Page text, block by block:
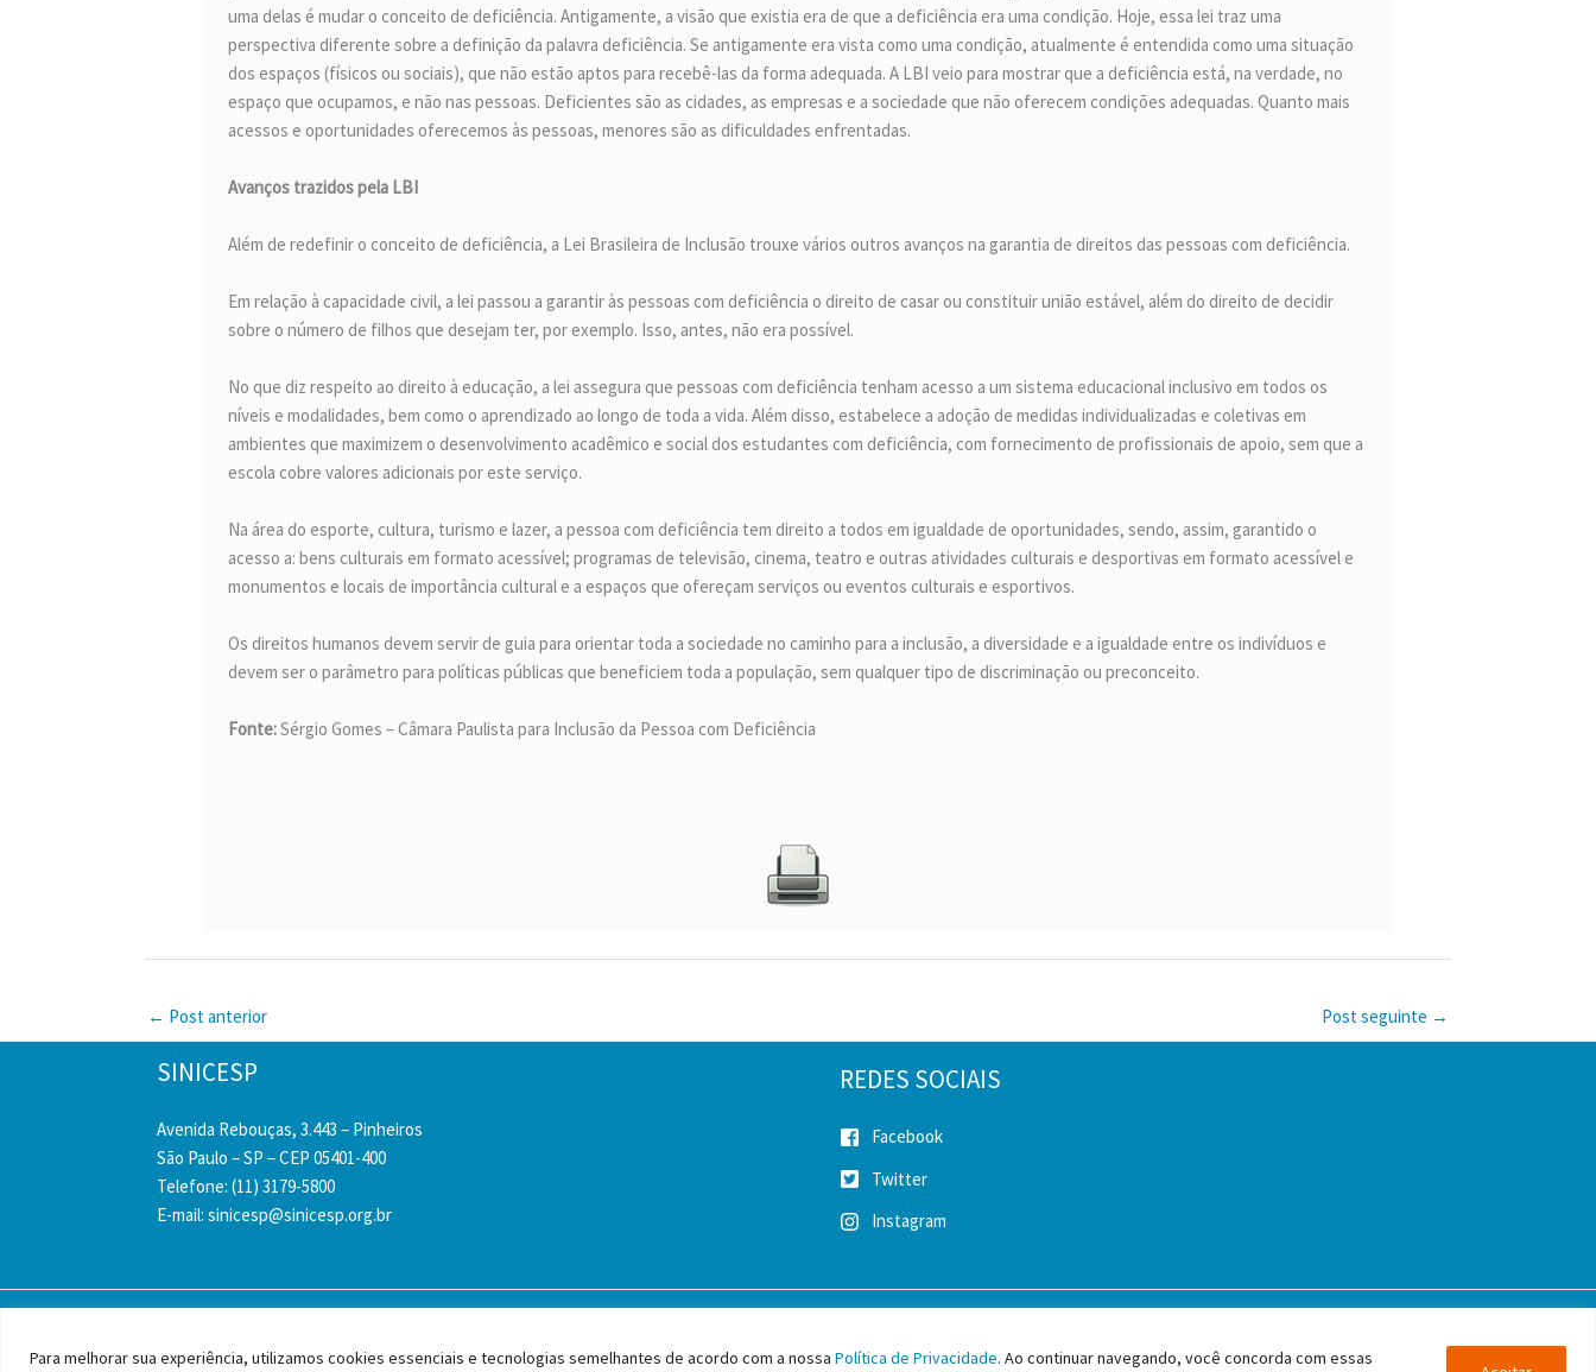
Para melhorar sua experiência, utilizamos cookies essenciais e tecnologias semelhantes de acordo com a nossa Política de Privacidade. Ao continuar navegando, você concorda com essas
uma delas é mudar o conceito de deficiência. Antigamente, a visão que existia era de que a deficiência era uma condição. Hoje, essa lei traz uma
perspectiva diferente sobre a definição da palavra deficiência. Se antigamente era vista como uma condição, atualmente é entendida como uma situação
dos espaços (físicos ou sociais), que não estão aptos para recebê-las da forma adequada. A LBI veio para mostrar que a deficiência está, na verdade, no
espaço que ocupamos, e não nas pessoas. Deficientes são as cidades, as empresas e a sociedade que não oferecem condições adequadas. Quanto mais
acessos e oportunidades oferecemos às pessoas, menores são as dificuldades enfrentadas.
Avanços trazidos pela LBI
Além de redefinir o conceito de deficiência, a Lei Brasileira de Inclusão trouxe vários outros avanços na garantia de direitos das pessoas com deficiência.
Em relação à capacidade civil, a lei passou a garantir às pessoas com deficiência o direito de casar ou constituir união estável, além do direito de decidir
sobre o número de filhos que desejam ter, por exemplo. Isso, antes, não era possível.
No que diz respeito ao direito à educação, a lei assegura que pessoas com deficiência tenham acesso a um sistema educacional inclusivo em todos os
níveis e modalidades, bem como o aprendizado ao longo de toda a vida. Além disso, estabelece a adoção de medidas individualizadas e coletivas em
ambientes que maximizem o desenvolvimento acadêmico e social dos estudantes com deficiência, com fornecimento de profissionais de apoio, sem que a
escola cobre valores adicionais por este serviço.
Na área do esporte, cultura, turismo e lazer, a pessoa com deficiência tem direito a todos em igualdade de oportunidades, sendo, assim, garantido o
acesso a: bens culturais em formato acessível; programas de televisão, cinema, teatro e outras atividades culturais e desportivas em formato acessível e
monumentos e locais de importância cultural e a espaços que ofereçam serviços ou eventos culturais e esportivos.
Os direitos humanos devem servir de guia para orientar toda a sociedade no caminho para a inclusão, a diversidade e a igualdade entre os indivíduos e
devem ser o parâmetro para políticas públicas que beneficiem toda a população, sem qualquer tipo de discriminação ou preconceito.
Fonte:Sérgio Gomes – Câmara Paulista para Inclusão da Pessoa com Deficiência
← Post anterior Post seguinte →
SINICESP
Avenida Rebouças, 3.443 – Pinheiros
São Paulo – SP – CEP 05401-400
Telefone: (11) 3179-5800
E-mail: sinicesp@sinicesp.org.br
REDES SOCIAIS
Facebook
Twitter
Instagram